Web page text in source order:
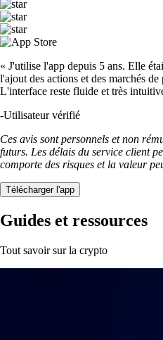
« J'utilise l'app depuis 5 ans. Elle
l'ajout des actions et des marchés
L'interface reste fluide et très
-Utilisateur vérifié
Ces avis sont personnels et non
futurs. Les délais du service client
comporte des risques et la valeur
Télécharger l'app
Guides et ressources
Tout savoir sur la crypto